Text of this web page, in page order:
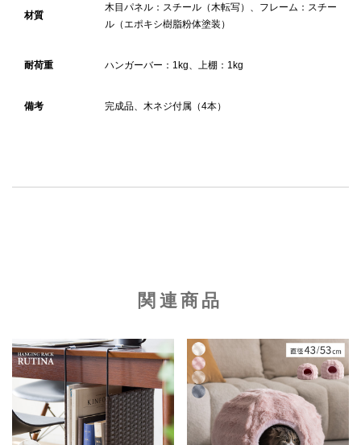
材質
木目パネル：スチール（木転写）、フレーム：スチー
ル（エポキシ樹脂粉体塗装）
耐荷重 ハンガーバー：1kg、上棚：1kg
備考 完成品、木ネジ付属（4本）
関連商品